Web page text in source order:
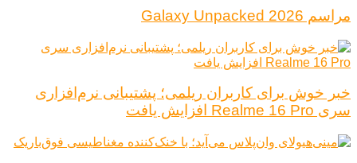
مراسم Galaxy Unpacked 2026
خبر خوش برای کاربران ریلمی؛ پشتیبانی نرم‌افزاری
سری Realme 16 Pro افزایش یافت